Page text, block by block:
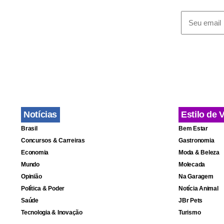
Em 2003, o
matou
O furacão
aberto em
localizado
noroeste a
Notícias
Brasil
Concursos & Carreiras
Economia
Mundo
Opinião
Política & Poder
Saúde
Tecnologia & Inovação
Estilo de
Bem Estar
Gastronomia
Moda & Beleza
Molecada
Na Garagem
Notícia Animal
JBr Pets
Turismo